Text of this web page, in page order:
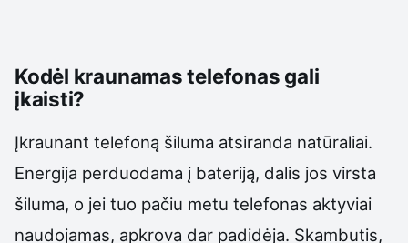
Kodėl kraunamas telefonas gali
įkaisti?
Įkraunant telefoną šiluma atsiranda natūraliai.
Energija perduodama į bateriją, dalis jos virsta
šiluma, o jei tuo pačiu metu telefonas aktyviai
naudojamas, apkrova dar padidėja. Skambutis,